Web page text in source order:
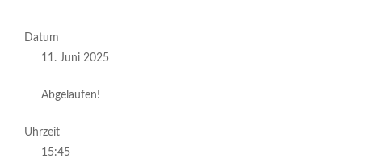
Datum
11. Juni 2025
Abgelaufen!
Uhrzeit
15:45